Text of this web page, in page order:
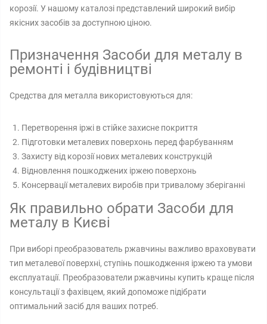
корозії. У нашому каталозі представлений широкий вибір
якісних засобів за доступною ціною.
Призначення Засоби для металу в
ремонті і будівництві
Средства для металла використовуються для:
Перетворення іржі в стійке захисне покриття
Підготовки металевих поверхонь перед фарбуванням
Захисту від корозії нових металевих конструкцій
Відновлення пошкоджених іржею поверхонь
Консервації металевих виробів при тривалому зберіганні
Як правильно обрати Засоби для
металу в Києві
При виборі преобразователь ржавчины важливо враховувати
тип металевої поверхні, ступінь пошкодження іржею та умови
експлуатації. Преобразователи ржавчины купить краще після
консультації з фахівцем, який допоможе підібрати
оптимальний засіб для ваших потреб.